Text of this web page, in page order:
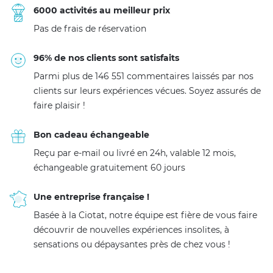
6000 activités au meilleur prix
Pas de frais de réservation
96% de nos clients sont satisfaits
Parmi plus de 146 551 commentaires laissés par nos
clients sur leurs expériences vécues. Soyez assurés de
faire plaisir !
Bon cadeau échangeable
Reçu par e-mail ou livré en 24h, valable 12 mois,
échangeable gratuitement 60 jours
Une entreprise française !
Basée à la Ciotat, notre équipe est fière de vous faire
découvrir de nouvelles expériences insolites, à
sensations ou dépaysantes près de chez vous !